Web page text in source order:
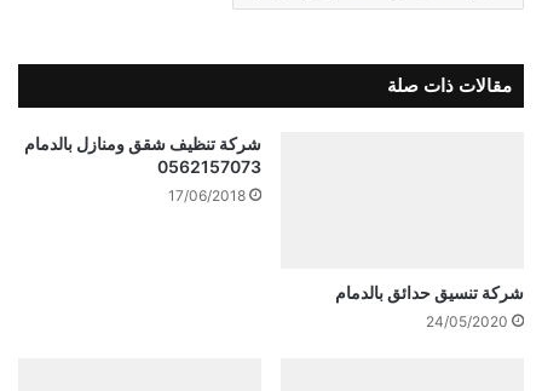
مقالات ذات صلة
شركة تنسيق حدائق بالدمام
24/05/2020
شركة تنظيف شقق ومنازل بالدمام
0562157073
17/06/2018